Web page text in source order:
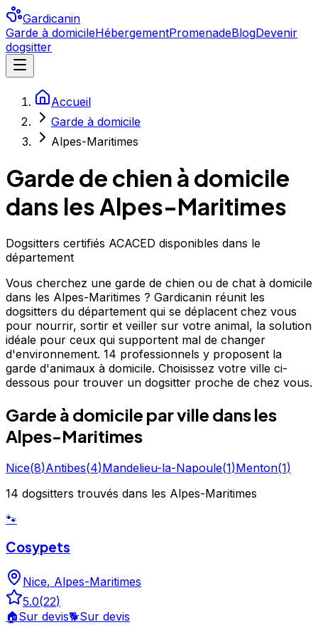
Gardicanin
Garde à domicileHébergementPromenadeBlogDevenir
dogsitter
Accueil
Garde à domicile
Alpes-Maritimes
Garde de chien à domicile
dans les Alpes-Maritimes
Dogsitters certifiés ACACED disponibles dans le
département
Vous cherchez une garde de chien ou de chat à domicile
dans les Alpes-Maritimes ? Gardicanin réunit les
dogsitters du département qui se déplacent chez vous
pour nourrir, sortir et veiller sur votre animal, la solution
idéale pour ceux qui supportent mal de changer
d'environnement. 14 professionnels y proposent la
garde d'animaux à domicile. Choisissez votre ville ci-
dessous pour trouver un dogsitter proche de chez vous.
Garde à domicile par ville dans les
Alpes-Maritimes
Nice(8)Antibes(4)Mandelieu-la-Napoule(1)Menton(1)
14 dogsitters trouvés dans les Alpes-Maritimes
🐾
Cosypets
Nice, Alpes-Maritimes
5.0(22)
🏠Sur devis🐕Sur devis